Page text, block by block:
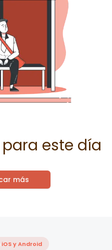
este día
más
y Android